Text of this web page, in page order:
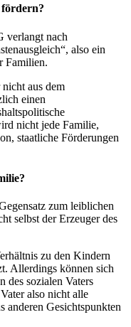
verlangt nach
also ein
Familien.
aus dem
einen
nicht jede Familie,
staatliche Förderungen
zum leiblichen
selbst der Erzeuger des
zu den Kindern
Allerdings können sich
des sozialen Vaters
also nicht alle
anderen Gesichtspunkten